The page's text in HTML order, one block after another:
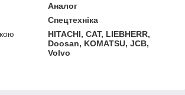
Аналог
Спецтехніка
HITACHI, CAT, LIEBHERR,
Doosan, KOMATSU, JCB,
Volvo